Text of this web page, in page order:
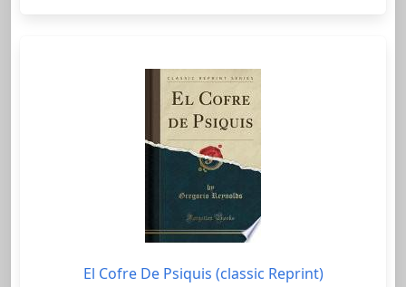
El Cofre De Psiquis (classic Reprint)